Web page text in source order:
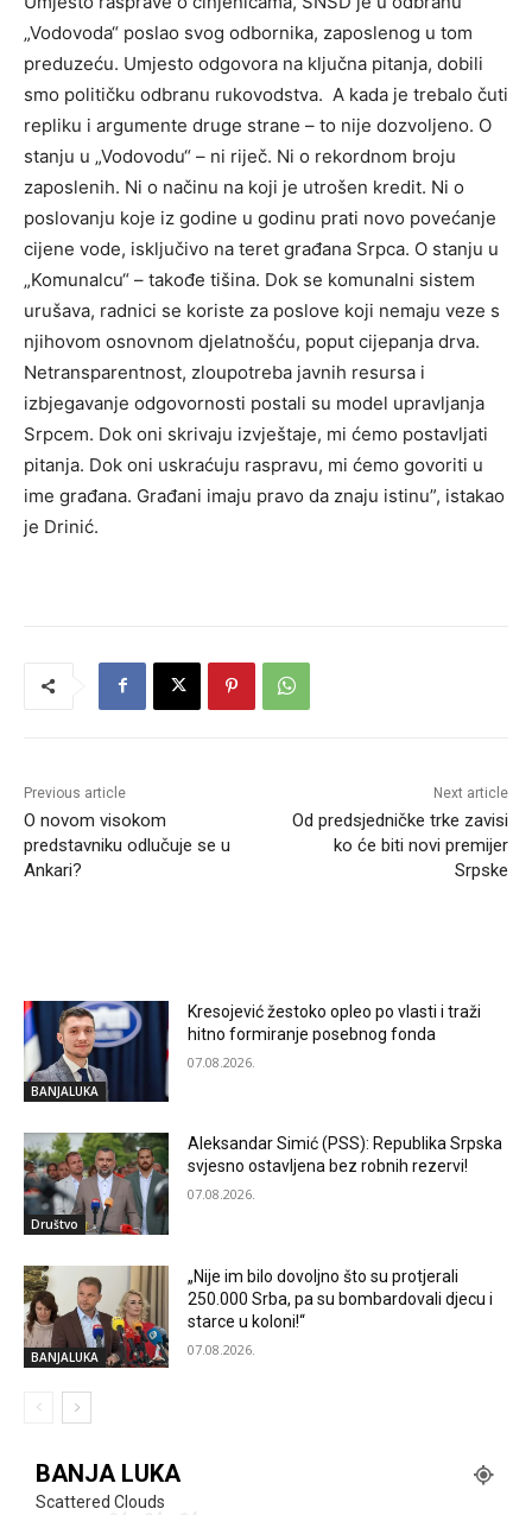
„Vodovoda“ poslao svog odbornika, zaposlenog u tom
preduzeću. Umjesto odgovora na ključna pitanja, dobili
smo političku odbranu rukovodstva. A kada je trebalo čuti
repliku i argumente druge strane – to nije dozvoljeno. O
stanju u „Vodovodu“ – ni riječ. Ni o rekordnom broju
zaposlenih. Ni o načinu na koji je utrošen kredit. Ni o
poslovanju koje iz godine u godinu prati novo povećanje
cijene vode, isključivo na teret građana Srpca. O stanju u
„Komunalcu“ – takođe tišina. Dok se komunalni sistem
urušava, radnici se koriste za poslove koji nemaju veze s
njihovom osnovnom djelatnošću, poput cijepanja drva.
Netransparentnost, zloupotreba javnih resursa i
izbjegavanje odgovornosti postali su model upravljanja
Srpcem. Dok oni skrivaju izvještaje, mi ćemo postavljati
pitanja. Dok oni uskraćuju raspravu, mi ćemo govoriti u
ime građana. Građani imaju pravo da znaju istinu”, istakao
je Drinić.
Previous article
O novom visokom
predstavniku odlučuje se u
Ankari?
Next article
Od predsjedničke trke zavisi
ko će biti novi premijer
Srpske
BANJALUKA
Kresojević žestoko opleo po vlasti i traži
hitno formiranje posebnog fonda
07.08.2026.
Društvo
Aleksandar Simić (PSS): Republika Srpska
svjesno ostavljena bez robnih rezervi!
07.08.2026.
BANJALUKA
„Nije im bilo dovoljno što su protjerali
250.000 Srba, pa su bombardovali djecu i
starce u koloni!“
07.08.2026.
BANJA LUKA
Scattered Clouds